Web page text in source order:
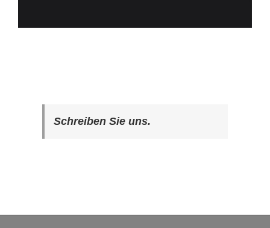
Schreiben Sie uns.